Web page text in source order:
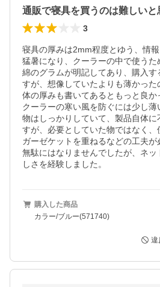
3
寝具の厚みは2mm程度とゆう、情報
猛暑になり、クーラーの中で使うた
綿のグラムが明記してあり、購入
すが、想像していたよりも薄かっ
体の厚みも書いてあるともっと良か
クーラーの寒い風を防ぐには少し薄
物はしっかりしていて、製品自体
すが、必要としていた物ではなく
ガーゼケットを重ねるなどの工夫が
無駄にはなりませんでしたが、ネ
しさを経験しました。
購入した商品
カラー/ブルー(571740)
違